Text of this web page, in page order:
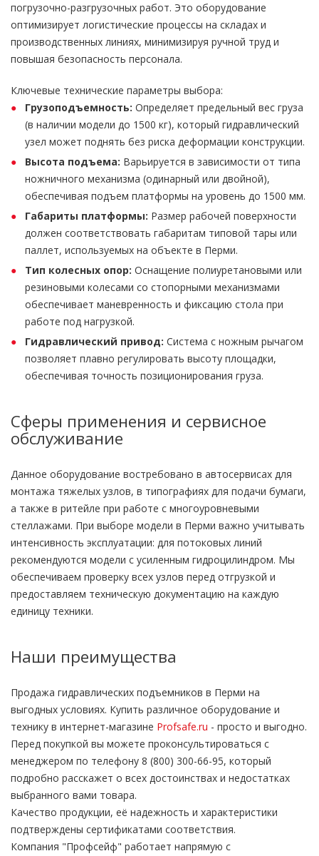
погрузочно-разгрузочных работ. Это оборудование
оптимизирует логистические процессы на складах и
производственных линиях, минимизируя ручной труд и
повышая безопасность персонала.
Ключевые технические параметры выбора:
Грузоподъемность: Определяет предельный вес груза
(в наличии модели до 1500 кг), который гидравлический
узел может поднять без риска деформации конструкции.
Высота подъема: Варьируется в зависимости от типа
ножничного механизма (одинарный или двойной),
обеспечивая подъем платформы на уровень до 1500 мм.
Габариты платформы: Размер рабочей поверхности
должен соответствовать габаритам типовой тары или
паллет, используемых на объекте в Перми.
Тип колесных опор: Оснащение полиуретановыми или
резиновыми колесами со стопорными механизмами
обеспечивает маневренность и фиксацию стола при
работе под нагрузкой.
Гидравлический привод: Система с ножным рычагом
позволяет плавно регулировать высоту площадки,
обеспечивая точность позиционирования груза.
Сферы применения и сервисное
обслуживание
Данное оборудование востребовано в автосервисах для
монтажа тяжелых узлов, в типографиях для подачи бумаги,
а также в ритейле при работе с многоуровневыми
стеллажами. При выборе модели в Перми важно учитывать
интенсивность эксплуатации: для потоковых линий
рекомендуются модели с усиленным гидроцилиндром. Мы
обеспечиваем проверку всех узлов перед отгрузкой и
предоставляем техническую документацию на каждую
единицу техники.
Наши преимущества
Продажа гидравлических подъемников в Перми на
выгодных условиях. Купить различное оборудование и
технику в интернет-магазине Profsafe.ru - просто и выгодно.
Перед покупкой вы можете проконсультироваться с
менеджером по телефону 8 (800) 300-66-95, который
подробно расскажет о всех достоинствах и недостатках
выбранного вами товара.
Качество продукции, её надежность и характеристики
подтверждены сертификатами соответствия.
Компания "Профсейф" работает напрямую с